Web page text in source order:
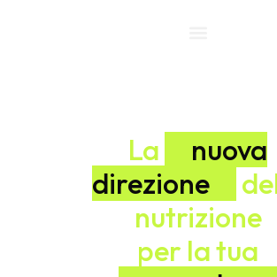
La
nuova
direzione
nutrizione
per la tua